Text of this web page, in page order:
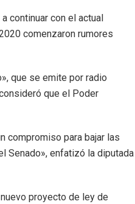
continuar con el actual
comenzaron rumores
que se emite por radio
que el Poder
compromiso para bajar las
Senado», enfatizó la diputada
proyecto de ley de